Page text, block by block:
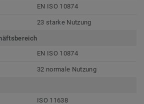
EN ISO 10874
23 starke Nutzung
EN ISO 10874
32 normale Nutzung
ISO 11638